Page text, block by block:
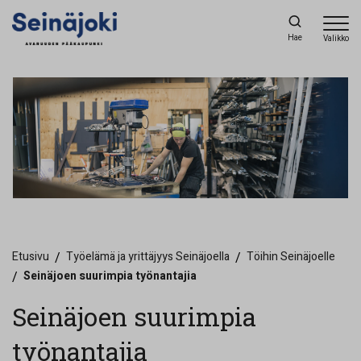
Hae Valikko
Etusivu / Työelämä ja yrittäjyys Seinäjoella / Töihin Seinäjoelle
/ Seinäjoen suurimpia työnantajia
Seinäjoen suurimpia
työnantajia